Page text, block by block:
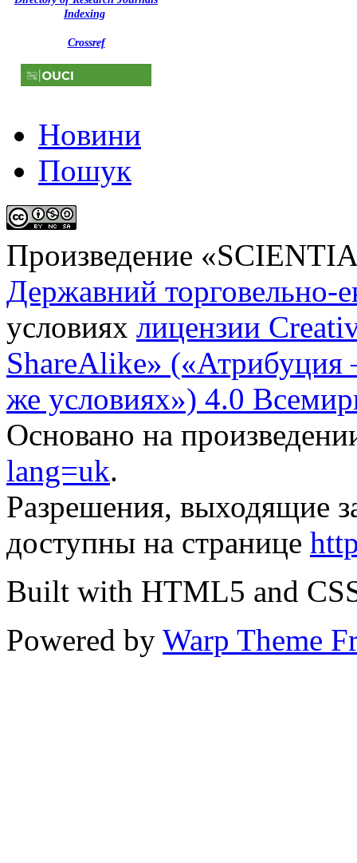
Indexing
Crossref
Новини
Пошук
Произведение «
Державний торговельно-
условиях лицензии
ShareAlike»
же условиях») 4.0
Основано на
lang=uk.
Разрешения, выходящие
доступны на странице
Built with HTML5 and
Powered by Warp Theme